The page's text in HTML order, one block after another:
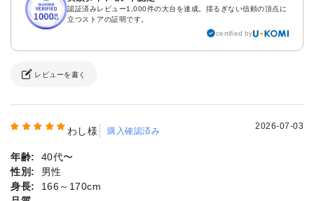
認証済みレビュー1,000件の大台を達成。揺るぎない信頼の頂点に
立つストアの証明です。
certified by
レビューを書く
わし様 購入確認済み 2026-07-03
年齢:
40代〜
性別:
男性
身長:
166～170cm